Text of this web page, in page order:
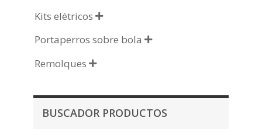
Kits elétricos 
Portaperros sobre bola 
Remolques 
BUSCADOR PRODUCTOS